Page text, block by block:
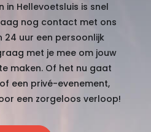
in Hellevoetsluis is snel
nog contact met ons
24 uur een persoonlijk
met je mee om jouw
maken. Of het nu gaat
een privé-evenement,
een zorgeloos verloop!